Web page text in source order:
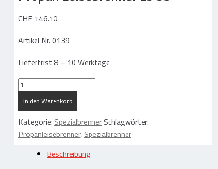
Rundumservice / Lohnfertigung
Schneidebetrieb / Maschinen
Gummi – Kunststofftechnik
Gummi / Elastomer / Kunststoff
Hoch- und Tiefbau
Trennen / Lagern / Dämmen
CHF 146.10
Artikel Nr. 0139
Lieferfrist 8 – 10 Werktage
Propan
Leisebrenner
95
Menge
In den Warenkorb
Kategorie: SpezialbrennerSchlagwörter:
Propanleisebrenner, Spezialbrenner
Beschreibung